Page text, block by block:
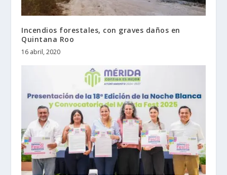
Incendios forestales, con graves daños en
Quintana Roo
16 abril, 2020